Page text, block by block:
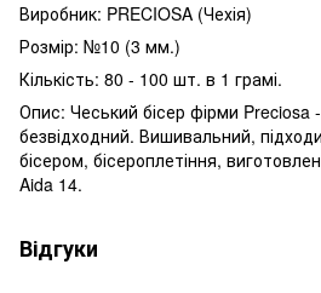
Виробник: PRECIOSA (Чехія)
Розмір: №10 (3 мм.)
Кількість: 80 - 100 шт. в 1 грамі.
Опис: Чеський бісер фірми Preciosa
безвідходний. Вишивальний,
бісером, бісероплетіння,
Aida 14.
Відгуки